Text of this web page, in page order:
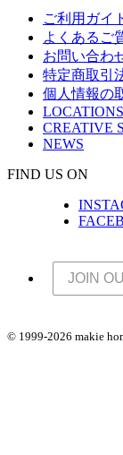
ご利用ガイ
よくあるご
お問い合わ
特定商取引
個人情報の
LOCATIONS
CREATIVE
NEWS
FIND US ON
© 1999-2026 makie